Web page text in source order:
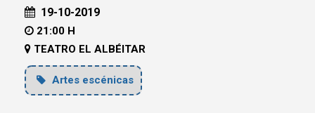
19-10-2019
21:00 H
TEATRO EL ALBÉITAR
Artes escénicas